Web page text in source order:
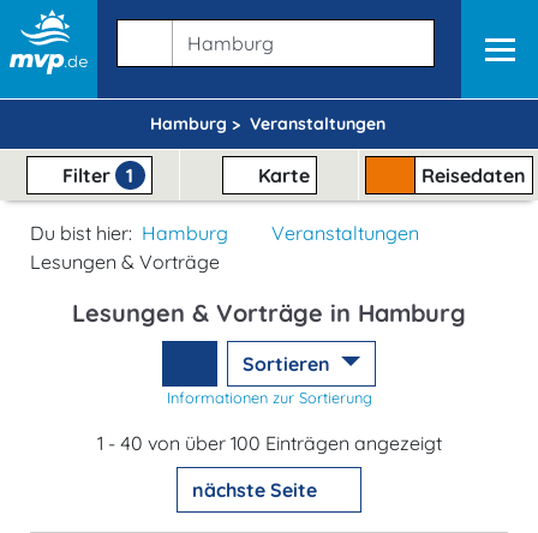
Hamburg > Veranstaltungen
Filter 1 Karte Reisedaten
Du bist hier: Hamburg
Veranstaltungen
Lesungen & Vorträge
Lesungen & Vorträge in Hamburg
Sortieren
Informationen zur Sortierung
1 - 40 von über 100 Einträgen angezeigt
nächste Seite